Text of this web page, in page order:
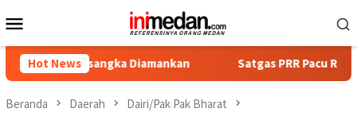
ke
Mobile
Hot News
Diamankan Satgas PRR Pacu Realisasi
Beranda Daerah Dairi/Pak Pak Bharat